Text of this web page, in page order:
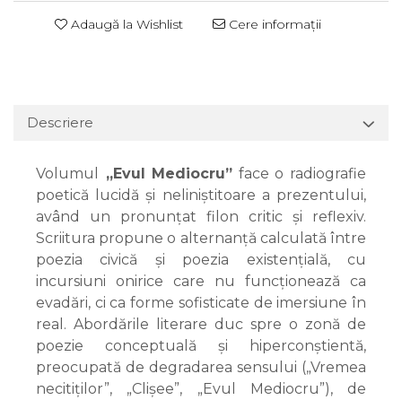
Adaugă la Wishlist Cere informații
Descriere
Volumul „Evul Mediocru” face o radiografie
poetică lucidă și neliniștitoare a prezentului,
având un pronunțat filon critic și reflexiv.
Scriitura propune o alternanță calculată între
poezia civică și poezia existențială, cu
incursiuni onirice care nu funcționează ca
evadări, ci ca forme sofisticate de imersiune în
real. Abordările literare duc spre o zonă de
poezie conceptuală și hiperconștientă,
preocupată de degradarea sensului („Vremea
necitiților”, „Clișee”, „Evul Mediocru”), de